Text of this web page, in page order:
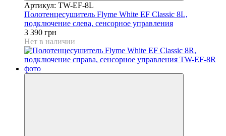
Артикул: TW-EF-8L
Полотенцесушитель Flyme White EF Classic 8L,
подключение слева, сенсорное управления
3 390 грн
Нет в наличии